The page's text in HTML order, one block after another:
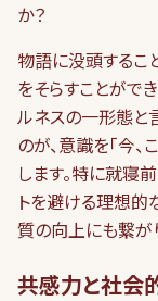
か？
物語に没頭するこ
をそらすことがで
ルネスの一形態と
のが、意識を「今
します。特に就寝
トを避ける理想的
質の向上にも繋が
共感力と社会